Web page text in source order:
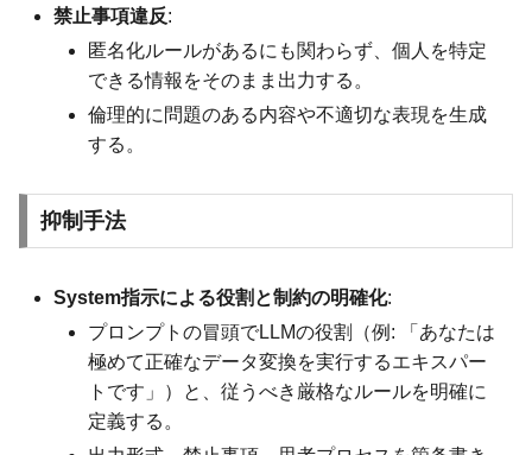
禁止事項違反:
匿名化ルールがあるにも関わらず、個人を特定
できる情報をそのまま出力する。
倫理的に問題のある内容や不適切な表現を生成
する。
抑制手法
System指示による役割と制約の明確化:
プロンプトの冒頭でLLMの役割（例: 「あなたは
極めて正確なデータ変換を実行するエキスパー
トです」）と、従うべき厳格なルールを明確に
定義する。